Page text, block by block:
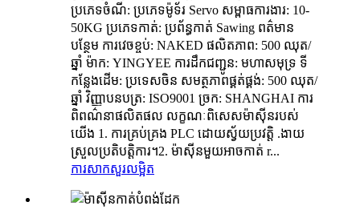
ប្រភេទចំណី: ប្រភេទម៉ូទ័រ Servo សម្ពាធការងារ: 10-
50KG ប្រភេទកាត់: ប្រព័ន្ធកាត់ Sawing ពត៌មាន
បន្ថែម ការវេចខ្ចប់: NAKED ផលិតភាព: 500 ឈុត/
ឆ្នាំ ម៉ាក: YINGYEE ការដឹកជញ្ជូន: មហាសមុទ្រ ទី
កន្លែងដើម: ប្រទេសចិន សមត្ថភាពផ្គត់ផ្គង់: 500 ឈុត/
ឆ្នាំ វិញ្ញាបនបត្រ: ISO9001 ច្រក: SHANGHAI ការ
ពិពណ៌នាផលិតផល លក្ខណៈពិសេសម៉ាស៊ីនរបស់
យើង 1. ការគ្រប់គ្រង PLC ដោយស្វ័យប្រវត្តិ .ងាយ
ស្រួលប្រតិបត្តិការ។2. ម៉ាស៊ីនមួយអាចកាត់ r...
ការសាកសួរលម្អិត